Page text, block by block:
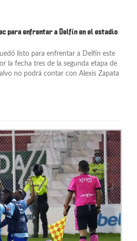
para enfrentar a Delfín en el estadio
listo para enfrentar a Delfín este
la fecha tres de la segunda etapa de
no podrá contar con Alexis Zapata